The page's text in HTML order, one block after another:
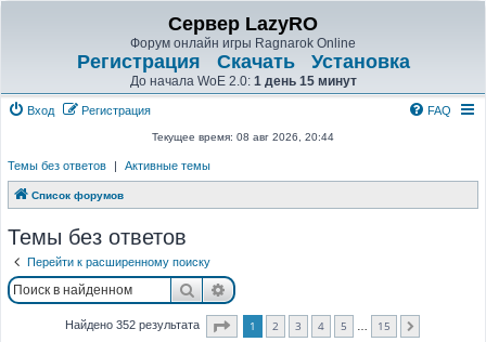
Сервер LazyRO
Форум онлайн игры Ragnarok Online
Регистрация Скачать Установка
До начала WoE 2.0: 1 день 15 минут
Вход Регистрация FAQ
Текущее время: 08 авг 2026, 20:44
Темы без ответов | Активные темы
Список форумов
Темы без ответов
Перейти к расширенному поиску
ПоискРасширенный поиск
Найдено 352 результата Страница из
1 2 3 4 5 15